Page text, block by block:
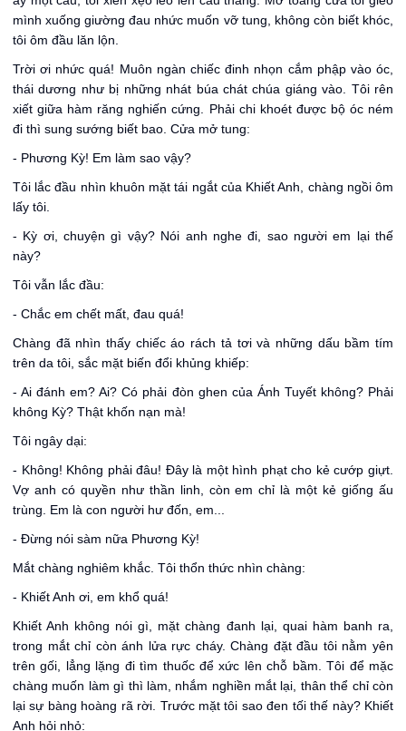
mình xuống giường đau nhức muốn vỡ tung, không còn biết khóc,
tôi ôm đầu lăn lộn.
Trời ơi nhức quá! Muôn ngàn chiếc đinh nhọn cắm phập vào óc,
thái dương như bị những nhát búa chát chúa giáng vào. Tôi rên
xiết giữa hàm răng nghiến cứng. Phải chi khoét được bộ óc ném
đi thì sung sướng biết bao. Cửa mở tung:
- Phương Kỳ! Em làm sao vậy?
Tôi lắc đầu nhìn khuôn mặt tái ngắt của Khiết Anh, chàng ngồi ôm
lấy tôi.
- Kỳ ơi, chuyện gì vậy? Nói anh nghe đi, sao người em lại thế
này?
Tôi vẫn lắc đầu:
- Chắc em chết mất, đau quá!
Chàng đã nhìn thấy chiếc áo rách tả tơi và những dấu bầm tím
trên da tôi, sắc mặt biến đổi khủng khiếp:
- Ai đánh em? Ai? Có phải đòn ghen của Ánh Tuyết không? Phải
không Kỳ? Thật khốn nạn mà!
Tôi ngây dại:
- Không! Không phải đâu! Đây là một hình phạt cho kẻ cướp giựt.
Vợ anh có quyền như thần linh, còn em chỉ là một kẻ giống ấu
trùng. Em là con người hư đốn, em...
- Đừng nói sàm nữa Phương Kỳ!
Mắt chàng nghiêm khắc. Tôi thổn thức nhìn chàng:
- Khiết Anh ơi, em khổ quá!
Khiết Anh không nói gì, mặt chàng đanh lại, quai hàm banh ra,
trong mắt chỉ còn ánh lửa rực cháy. Chàng đặt đầu tôi nằm yên
trên gối, lẳng lặng đi tìm thuốc để xức lên chỗ bầm. Tôi để mặc
chàng muốn làm gì thì làm, nhắm nghiền mắt lại, thân thể chỉ còn
lại sự bàng hoàng rã rời. Trước mặt tôi sao đen tối thế này? Khiết
Anh hỏi nhỏ: